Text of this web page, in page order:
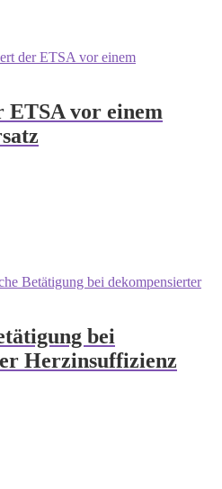
ETSA vor einem
bei
Herzinsuffizienz